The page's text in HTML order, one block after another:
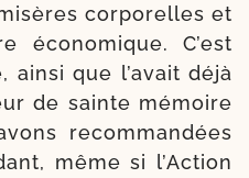
cor­po­relles et
éco­no­mique. C’est
ain­si que l’avait déjà
de sainte mémoire
recom­man­dées
même si l’Action